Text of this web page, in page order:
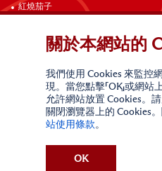
紅燒茄子
聯絡我們
網站使用條款
關於本網站的
我們使用 Cookies 來監控
現。當您點擊「OK」或網
允許網站放置 Cookies。
關閉瀏覽器上的 Cookies
站使用條款。
OK